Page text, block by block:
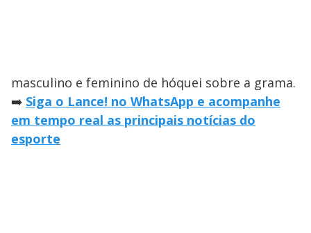
masculino e feminino de hóquei sobre a grama.
➡️ Siga o Lance! no WhatsApp e acompanhe
em tempo real as principais notícias do
esporte